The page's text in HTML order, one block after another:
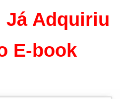
Já Adquiriu
E-book